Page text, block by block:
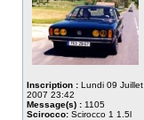
Inscription : Lundi 09 Juillet
2007 23:42
Message(s) : 1105
Scirocco: Scirocco 1 1.5l